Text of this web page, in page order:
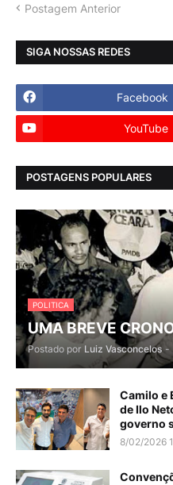
Postagem Anterior
SIGA NOSSAS REDES
Facebook
YouTube
POSTAGENS POPULARES
POLITICA
UMA BREVE
Postado por Luiz Vasconcelos -
Camilo e
de Ilo
governo
8/02/2026